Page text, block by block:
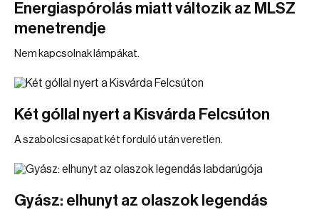
Energiaspórolás miatt változik az MLSZ
menetrendje
Nem kapcsolnak lámpákat.
Két góllal nyert a Kisvárda Felcsúton
A szabolcsi csapat két forduló után veretlen.
Gyász: elhunyt az olaszok legendás